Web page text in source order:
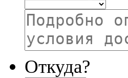
Откуда?